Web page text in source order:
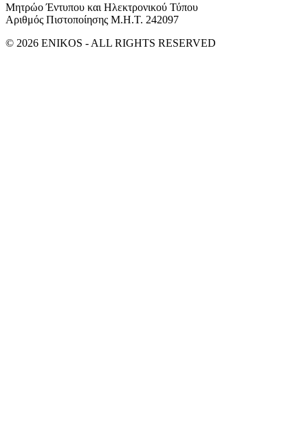
Μητρώο Έντυπου και Ηλεκτρονικού Τύπου
Αριθμός Πιστοποίησης Μ.Η.Τ. 242097
© 2026 ENIKOS - ALL RIGHTS RESERVED